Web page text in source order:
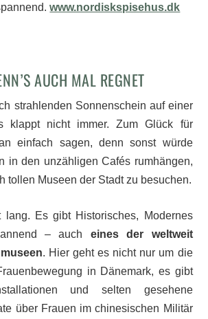
www.nordiskspisehus.dk
AUCH MAL REGNET
strahlenden Sonnenschein auf einer
klappt nicht immer. Zum Glück für
einfach sagen, denn sonst würde
in den unzähligen Cafés rumhängen,
tollen Museen der Stadt zu besuchen.
Es gibt Historisches, Modernes
– auch eines der weltweit
. Hier geht es nicht nur um die
in Dänemark, es gibt
und selten gesehene
über Frauen im chinesischen Militär